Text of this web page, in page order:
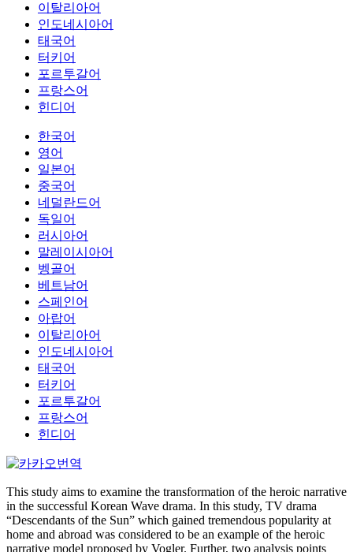
이탈리아어
인도네시아어
태국어
터키어
포르투갈어
프랑스어
힌디어
한국어
영어
일본어
중국어
네덜란드어
독일어
러시아어
말레이시아어
벵골어
베트남어
스페인어
아랍어
이탈리아어
인도네시아어
태국어
터키어
포르투갈어
프랑스어
힌디어
This study aims to examine the transformation of the heroic narrative
in the successful Korean Wave drama. In this study, TV drama
“Descendants of the Sun” which gained tremendous popularity at
home and abroad was considered to be an example of the heroic
narrative model proposed by Vogler. Further, two analysis points